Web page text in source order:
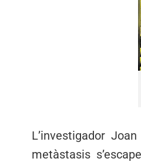
L’investigador
metàstasis